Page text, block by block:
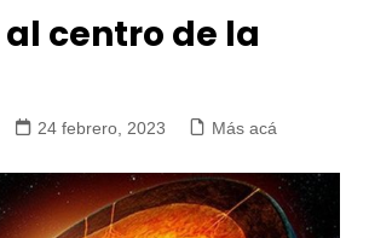
centro de la
24 febrero, 2023 Más acá